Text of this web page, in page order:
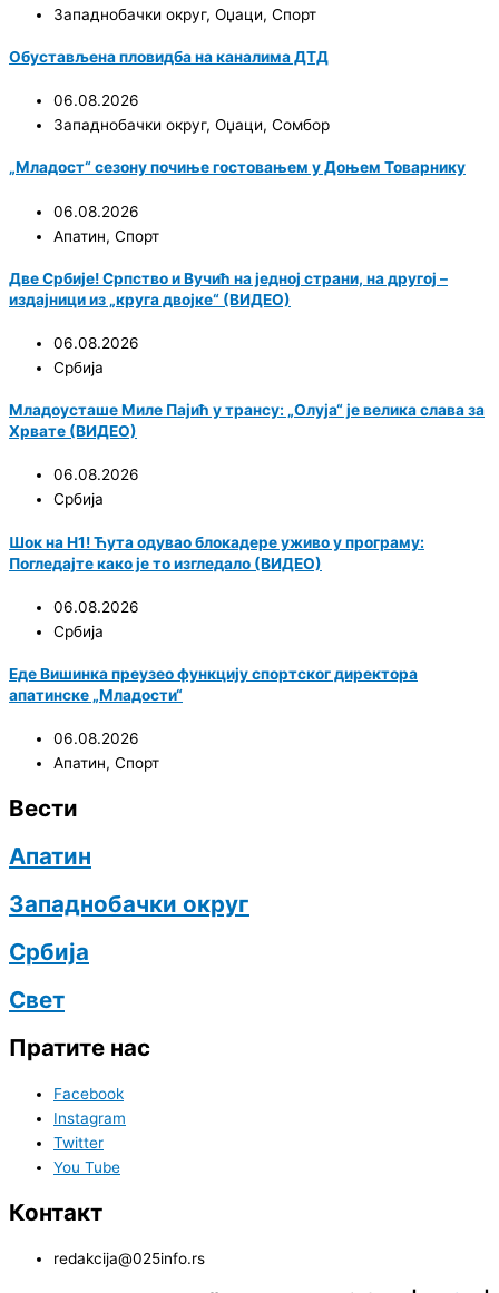
Западнобачки округ, Оџаци, Спорт
Обустављена пловидба на каналима ДТД
06.08.2026
Западнобачки округ, Оџаци, Сомбор
„Младост“ сезону почиње гостовањем у Доњем Товарнику
06.08.2026
Апатин, Спорт
Две Србије! Српство и Вучић на једној страни, на другој –
издајници из „круга двојке“ (ВИДЕО)
06.08.2026
Србија
Младоусташе Миле Пајић у трансу: „Олуја“ је велика слава за
Хрвате (ВИДЕО)
06.08.2026
Србија
Шок на Н1! Ћута одувао блокадере уживо у програму:
Погледајте како је то изгледало (ВИДЕО)
06.08.2026
Србија
Еде Вишинка преузео функцију спортског директора
апатинске „Младости“
06.08.2026
Апатин, Спорт
Вести
Апатин
Западнобачки округ
Србија
Свет
Пратите нас
Facebook
Instagram
Twitter
You Tube
Контакт
redakcija@025info.rs